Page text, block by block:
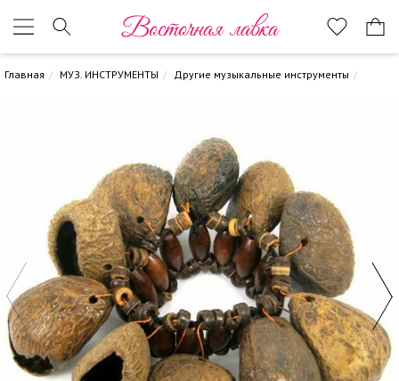
Восточная лавка
Главная МУЗ. ИНСТРУМЕНТЫ Другие музыкальные инструменты